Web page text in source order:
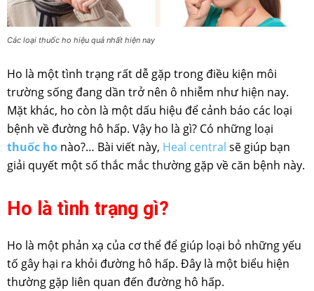
Các loại thuốc ho hiệu quả nhất hiện nay
Ho là một tình trạng rất dễ gặp trong điều kiện môi
trường sống đang dần trở nên ô nhiễm như hiện nay.
Mặt khác, ho còn là một dấu hiệu để cảnh báo các loại
bệnh về đường hô hấp. Vậy ho là gì? Có những loại
thuốc ho nào?… Bài viết này, Heal central sẽ giúp bạn
giải quyết một số thắc mắc thường gặp về căn bệnh này.
Ho là tình trạng gì?
Ho là một phản xạ của cơ thể để giúp loại bỏ những yếu
tố gây hại ra khỏi đường hô hấp. Đây là một biểu hiện
thường gặp liên quan đến đường hô hấp.